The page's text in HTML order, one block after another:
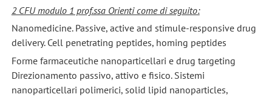
2 CFU modulo 1 prof.ssa Orienti come di seguito:
Nanomedicine. Passive, active and stimule-responsive drug
delivery. Cell penetrating peptides, homing peptides
Forme farmaceutiche nanoparticellari e drug targeting
Direzionamento passivo, attivo e fisico. Sistemi
nanoparticellari polimerici, solid lipid nanoparticles,